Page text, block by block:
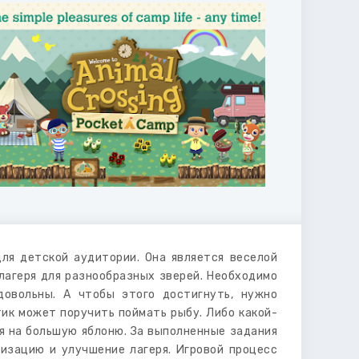
детской аудитории. Она является веселой
для разнообразных зверей. Необходимо
А чтобы этого достигнуть, нужно
может поручить поймать рыбу. Либо какой-
на большую яблоню. За выполненные задания
и улучшение лагеря. Игровой процесс